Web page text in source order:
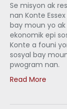
Se misyon ak
nan Konte
bay moun yo
ekonomik epi
Konte a founi
sosyal bay
pwogram nan.
Read More